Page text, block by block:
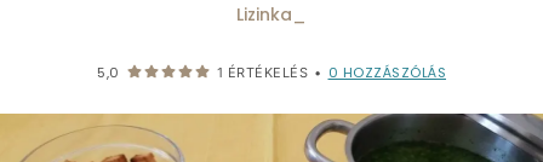
Lizinka_
5,0 1 ÉRTÉKELÉS • 0 HOZZÁSZÓLÁS